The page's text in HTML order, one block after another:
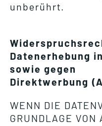
unberührt.
Datenerhebung
sowie gegen
Direktwerbung
WENN DIE
GRUNDLAGE